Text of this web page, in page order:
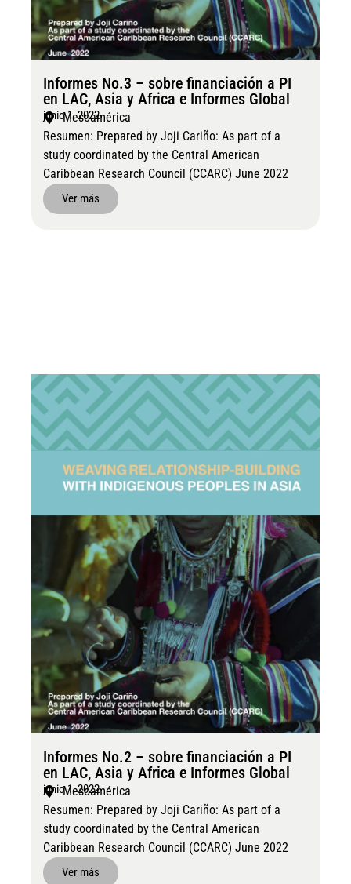
Informes No.3 – sobre financiación a PI
en LAC, Asia y Africa e Informes Global
junio 1, 2022
Mesoamérica
Resumen: Prepared by Joji Cariño: As part of a
study coordinated by the Central American
Caribbean Research Council (CCARC) June 2022
Ver más
Informes No.2 – sobre financiación a PI
en LAC, Asia y Africa e Informes Global
junio 1, 2022
Mesoamérica
Resumen: Prepared by Joji Cariño: As part of a
study coordinated by the Central American
Caribbean Research Council (CCARC) June 2022
Ver más